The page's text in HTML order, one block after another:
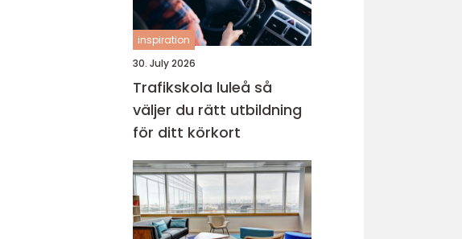
inspiration
30. July 2026
Trafikskola luleå så
väljer du rätt utbildning
för ditt körkort